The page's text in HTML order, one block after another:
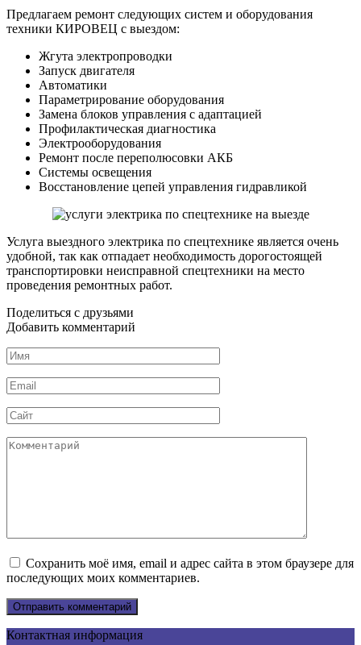
Предлагаем ремонт следующих систем и оборудования
техники КИРОВЕЦ с выездом:
Жгута электропроводки
Запуск двигателя
Автоматики
Параметрирование оборудования
Замена блоков управления с адаптацией
Профилактическая диагностика
Электрооборудования
Ремонт после переполюсовки АКБ
Системы освещения
Восстановление цепей управления гидравликой
Услуга выездного электрика по спецтехнике является очень
удобной, так как отпадает необходимость дорогостоящей
транспортировки неисправной спецтехники на место
проведения ремонтных работ.
Поделиться с друзьями
Добавить комментарий
Имя
*
Email
*
Сайт
Комментарий
Сохранить моё имя, email и адрес сайта в этом браузере для
последующих моих комментариев.
Контактная информация